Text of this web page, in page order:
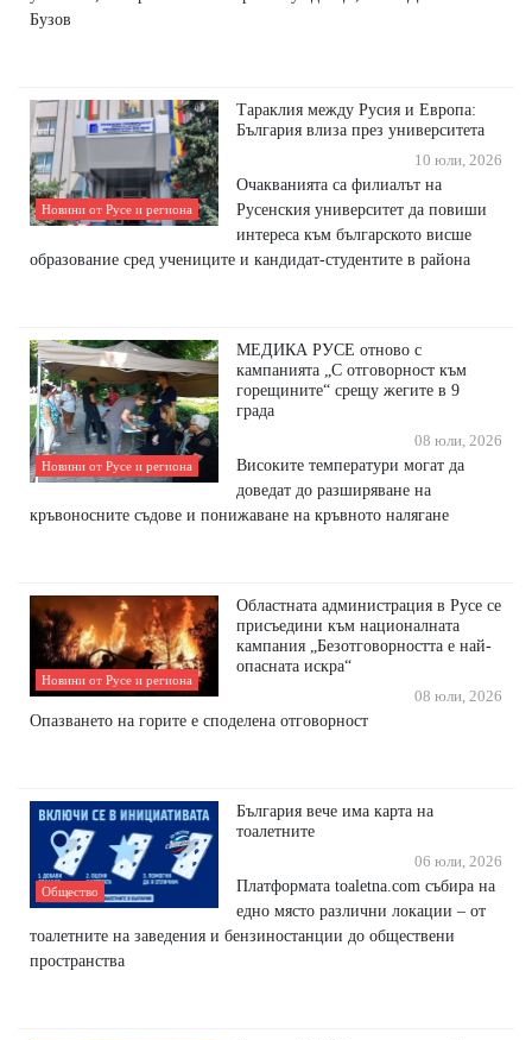
Бузов
Новини от Русе и региона
Тараклия между Русия и Европа:
България влиза през университета
10 юли, 2026
Очакванията са филиалът на
Русенския университет да повиши
интереса към българското висше
образование сред учениците и кандидат-студентите в района
Новини от Русе и региона
МЕДИКА РУСЕ отново с
кампанията „С отговорност към
горещините“ срещу жегите в 9
града
08 юли, 2026
Високите температури могат да
доведат до разширяване на
кръвоносните съдове и понижаване на кръвното налягане
Новини от Русе и региона
Областната администрация в Русе се
присъедини към националната
кампания „Безотговорността е най-
опасната искра“
08 юли, 2026
Опазването на горите е споделена отговорност
Общество
България вече има карта на
тоалетните
06 юли, 2026
Платформата toaletna.com събира на
едно място различни локации – от
тоалетните на заведения и бензиностанции до обществени
пространства